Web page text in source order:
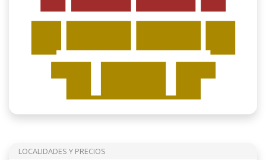
LOCALIDADES Y PRECIOS